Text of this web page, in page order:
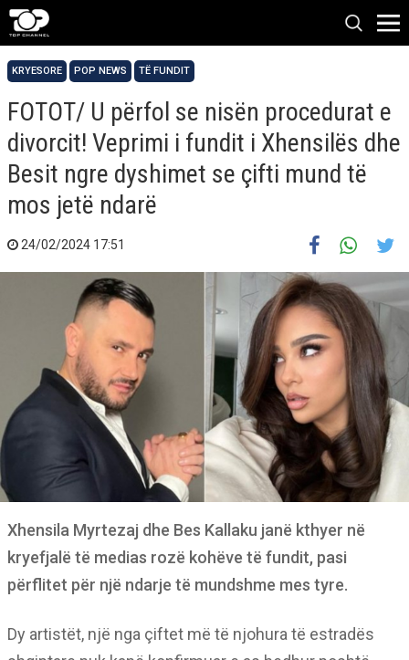
KRYESORE POP NEWS TË FUNDIT
FOTOT/ U përfol se nisën procedurat e
divorcit! Veprimi i fundit i Xhensilës dhe
Besit ngre dyshimet se çifti mund të
mos jetë ndarë
24/02/2024 17:51
Xhensila Myrtezaj dhe Bes Kallaku janë kthyer në
kryefjalë të medias rozë kohëve të fundit, pasi
përflitet për një ndarje të mundshme mes tyre.
Dy artistët, një nga çiftet më të njohura të estradës